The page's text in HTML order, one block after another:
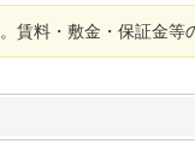
料・敷金・保証金等